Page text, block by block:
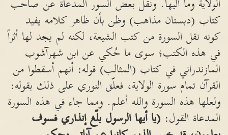
الولاية وما اليها. ونقل بعض السور المدعاة عن صاحب
كتاب (دبستان مذاهب) وظن بأن ظاهر كلامه يفيد
كونه نقل السورة من كتب الشيعة، لكنه لم يجد لها أثراً
في هذه الكتب؛ سوى ما حُكي عن ابن شهرآشوب
المازندراني في كتاب (المثالب) قوله: أنهم أسقطوا من
القرآن تمام سورة الولاية، فعلّق النوري على ذلك بقوله:
ولعلها هذه السورة والله أعلم. ومما جاء في هذه السورة
المدعاة القول: (يا أيها الرسول بلّغ إنذاري فسوف